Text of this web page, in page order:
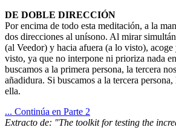
DE DOBLE DIRECCIÓN
Por encima de todo esta meditación, a la
dos direcciones al unísono. Al mirar
(al Veedor) y hacia afuera (a lo visto),
visto, ya que no interpone ni prioriza nada
buscamos a la primera persona, la tercera
añadidura. Si buscamos a la tercera
ella.
... Continúa en Parte 2
Extracto de: "The toolkit for testing the